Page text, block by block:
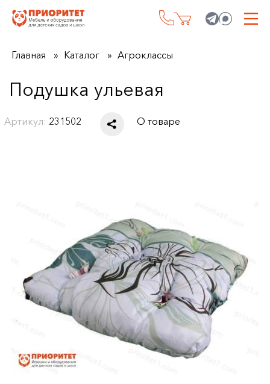
Главная Каталог Агроклассы
Подушка ульевая
Артикул: 231502 О товаре